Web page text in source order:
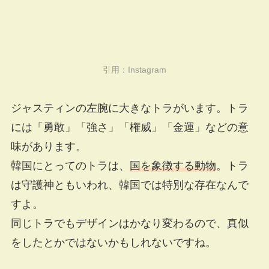
引用： Instagram
ジャスティンの左腕に大きなトラがいます。トラ
には「勇敢」「強さ」「権威」「金運」などの意
味があります。
韓国にとってのトラは、 国を象徴する動物。トラ
は守護神ともいわれ、韓国では特別な存在なんで
すよ。
同じトラでもデザインはかなり変わるので、真似
をしたとかではないかもしれないですね。